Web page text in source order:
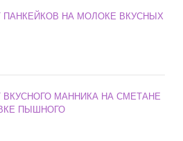
ПАНКЕЙКОВ НА МОЛОКЕ ВКУСНЫХ
ВКУСНОГО МАННИКА НА СМЕТАНЕ
ПЫШНОГО